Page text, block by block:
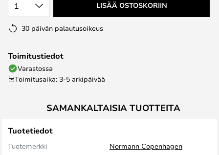
1 LISÄÄ OSTOSKORIIN
30 päivän palautusoikeus
Toimitustiedot
Varastossa
Toimitusaika: 3-5 arkipäivää
SAMANKALTAISIA TUOTTEITA
Tuotetiedot
Tuotemerkki
Normann Copenhagen